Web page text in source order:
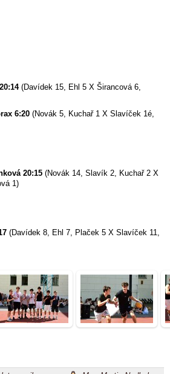
(Davídek 15, Ehl 5 X Širancová 6,
6:20 (Novák 5, Kuchař 1 X Slavíček 1é,
20:15 (Novák 14, Slavík 2, Kuchař 2 X
1)
(Davídek 8, Ehl 7, Plaček 5 X Slavíček 11,